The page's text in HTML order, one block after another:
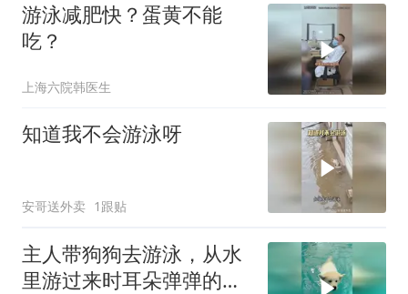
游泳减肥快？蛋黄不能
吃？
上海六院韩医生
知道我不会游泳呀
安哥送外卖 1跟贴
主人带狗狗去游泳，从水
里游过来时耳朵弹弹的，